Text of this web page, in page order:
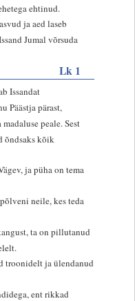
ehtinud.
ja aed laseb
Jumal võrsuda
Lk 1
Issandat
Päästja pärast,
peale. Sest
õndsaks kõik
ja püha on tema
neile, kes teda
ta on pillutanud
troonidelt ja ülendanud
ent rikkad